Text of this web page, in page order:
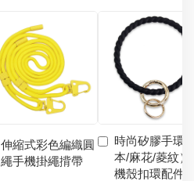
伸縮式彩色編織圓
繩手機掛繩揹帶
時尚矽膠手環
本/麻花/菱紋）
機殼扣環配件